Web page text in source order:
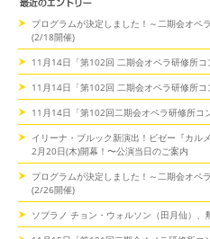
プログラムが決定しました！～二期会オペ
(2/18開催)
11月14日「第102回 二期会オペラ研修所コ
11月14日「第102回 二期会オペラ研修所コ
11月14日「第102回二期会オペラ研修所コ
イリーナ・ブルック新演出！ビゼー『カル
2月20日(木)開幕！〜公演当日のご案内
プログラムが決定しました！～二期会オペ
(2/26開催)
ソプラノ チョン・ウォルソン（田月仙）、